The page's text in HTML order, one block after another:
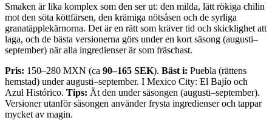
Smaken är lika komplex som den ser ut: den milda, lätt rökiga chilin
mot den söta köttfärsen, den krämiga nötsåsen och de syrliga
granatäpplekärnorna. Det är en rätt som kräver tid och skicklighet att
laga, och de bästa versionerna görs under en kort säsong (augusti–
september) när alla ingredienser är som fräschast.
Pris: 150–280 MXN (ca 90–165 SEK). Bäst i: Puebla (rättens
hemstad) under augusti–september. I Mexico City: El Bajío och
Azul Histórico. Tips: Ät den under säsongen (augusti–september).
Versioner utanför säsongen använder frysta ingredienser och tappar
mycket av magin.